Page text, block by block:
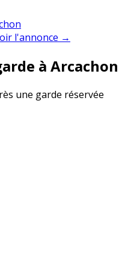
l'annonce →
à Arcachon
une garde réservée